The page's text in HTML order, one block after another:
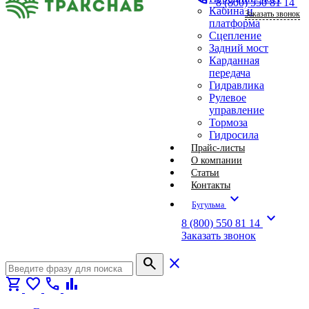
Кабина и
платформа
Сцепление
Задний мост
Карданная
передача
Гидравлика
Рулевое
управление
Тормоза
Гидросила
Прайс-листы
О компании
Статьи
Контакты
Бугульма expand_more
8 (800) 550 81 14 expand_more
Заказать звонок
Заказать звонок
search
close
shopping_cart favorite call bar_chart